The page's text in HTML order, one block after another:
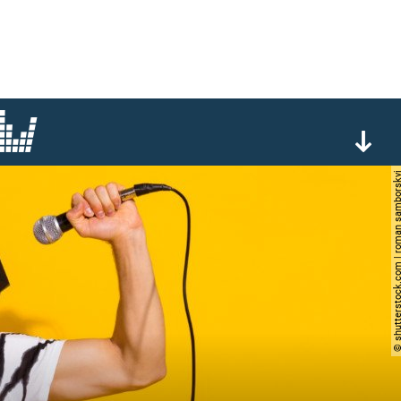
© shutterstock.com | roman samborskyi